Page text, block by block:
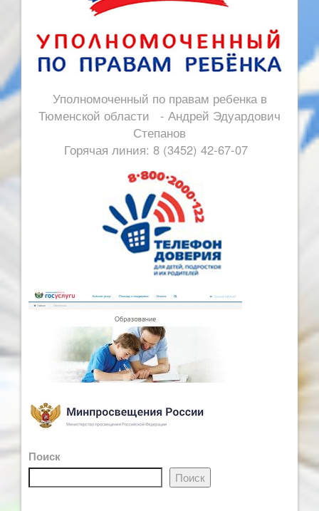
Уполномоченный по правам ребенка в
Тюменской области - Андрей Эдуардович
Степанов
Горячая линия: 8 (3452) 42-67-07
Поиск
Поиск